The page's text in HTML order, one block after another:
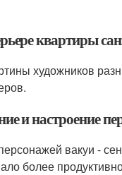
квартиры
художников
и настроение
вакуи -
более